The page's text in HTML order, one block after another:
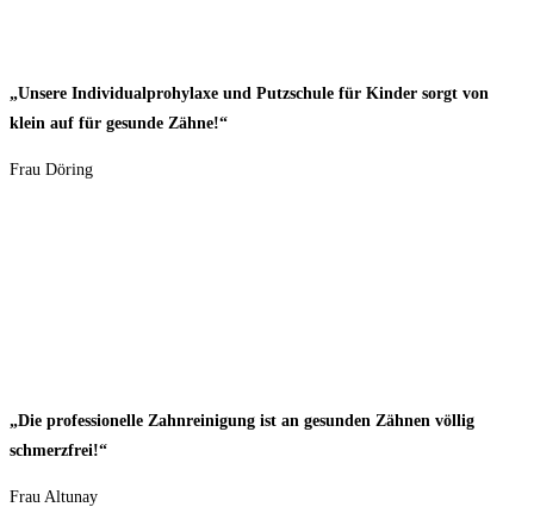
„Unsere Individualprohylaxe und Putzschule für Kinder sorgt von
klein auf für gesunde Zähne!“
Frau Döring
„Die professionelle Zahnreinigung ist an gesunden Zähnen völlig
schmerzfrei!“
Frau Altunay